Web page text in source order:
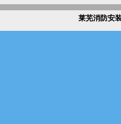
莱芜消防安